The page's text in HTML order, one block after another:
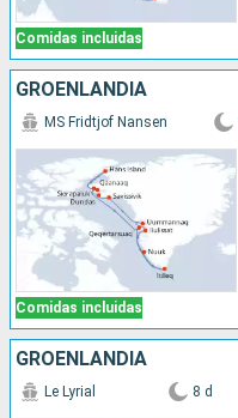
Comidas incluidas
GROENLANDIA
Comidas incluidas
MS Fridtjof Nansen
GROENLANDIA
Le Lyrial 8 d